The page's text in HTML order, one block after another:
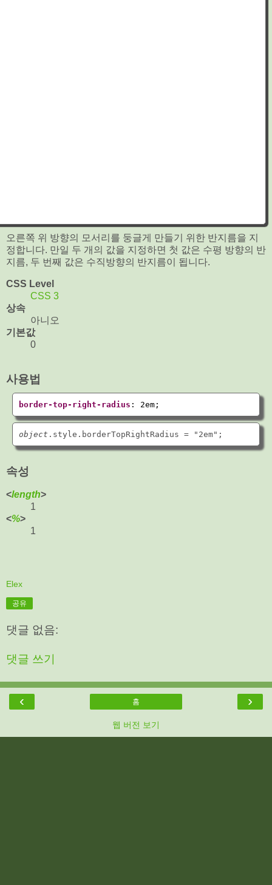
오른쪽 위 방향의 모서리를 둥글게 만들기 위한 반지름을 지
정합니다. 만일 두 개의 값을 지정하면 첫 값은 수평 방향의 반
지름, 두 번째 값은 수직방향의 반지름이 됩니다.
CSS Level
CSS 3
상속
아니오
기본값
0
사용법
border-top-right-radius : 2em ;
object
속성
<length>
1
<%>
1
Elex
공유
댓글 없음:
댓글 쓰기
‹ ›
홈
웹 버전 보기